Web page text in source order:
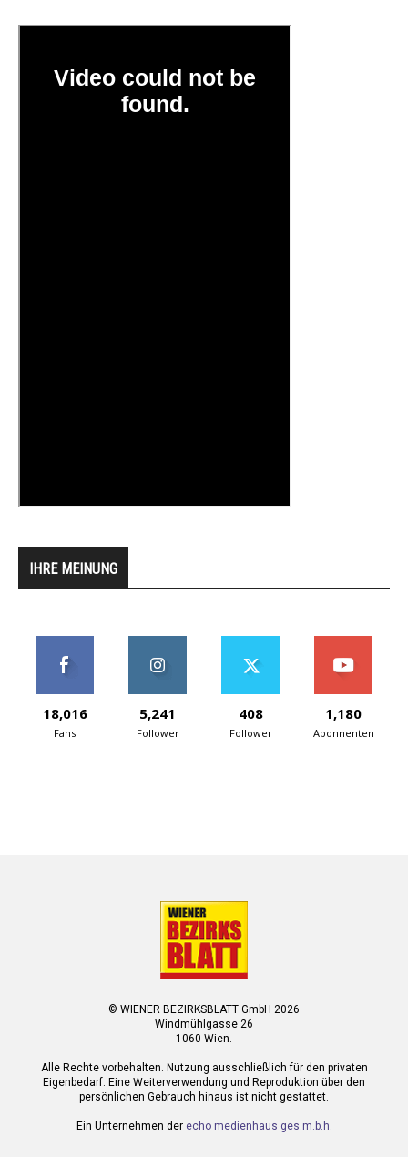
IHRE MEINUNG
18,016
Fans
5,241
Follower
408
Follower
1,180
Abonnenten
© WIENER BEZIRKSBLATT GmbH 2026
Windmühlgasse 26
1060 Wien.
Alle Rechte vorbehalten. Nutzung ausschließlich für den privaten
Eigenbedarf. Eine Weiterverwendung und Reproduktion über den
persönlichen Gebrauch hinaus ist nicht gestattet.
Ein Unternehmen der echo medienhaus ges.m.b.h.